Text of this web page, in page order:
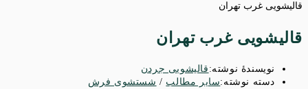
قالیشویی غرب تهران
قالیشویی غرب تهران
نویسندهٔ نوشته: قالیشویی جردن
دسته‌ نوشته:سایر مطالب / شستشوی فرش